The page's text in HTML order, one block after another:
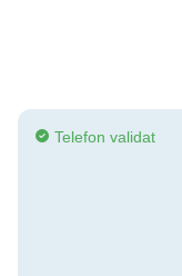
Telefon validat